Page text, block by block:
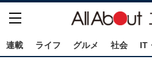
連載 ライフ グルメ 社会 IT